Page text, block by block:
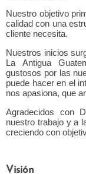
Aplicaciones
Bases de datos
Paquete básico
Paquete Pyme
Paquete
Nuestro objetivo
calidad con una
cliente necesita.
Nuestros inicios
La Antigua
gustosos por las
puede hacer en el
nos apasiona, que
Agradecidos con
nuestro trabajo y a
creciendo con
Visión